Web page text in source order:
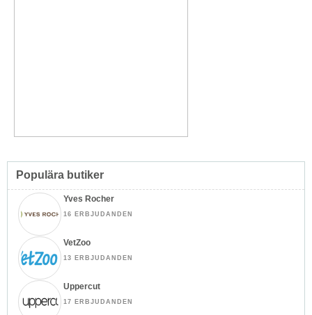
Populära butiker
Yves Rocher
16 ERBJUDANDEN
VetZoo
13 ERBJUDANDEN
Uppercut
17 ERBJUDANDEN